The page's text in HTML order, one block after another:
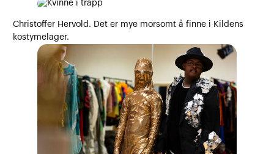
Christoffer Hervold. Det er mye morsomt å finne i Kildens
kostymelager.